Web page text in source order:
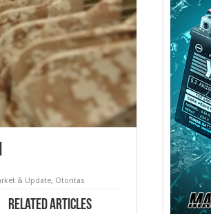
& Update, Otoritas
Related Articles